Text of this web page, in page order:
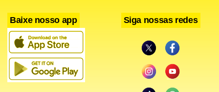
Baixe nosso app Siga nossas redes